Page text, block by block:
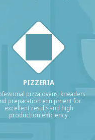
PIZZERIA
pizza ovens, kneaders
preparation equipment for
excellent results and high
production efficiency.